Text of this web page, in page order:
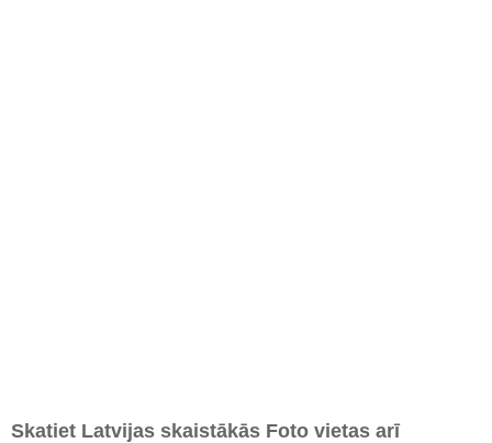
Skatiet Latvijas skaistākās Foto vietas arī